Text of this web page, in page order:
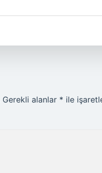
Gerekli alanlar * ile